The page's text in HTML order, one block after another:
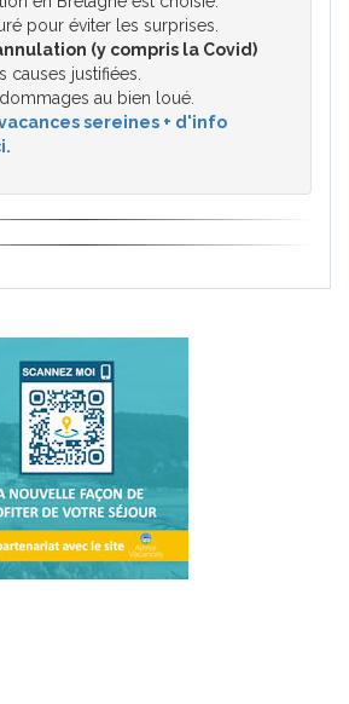
pour éviter les surprises.
(y compris la Covid)
causes justifiées.
au bien loué.
sereines + d'info